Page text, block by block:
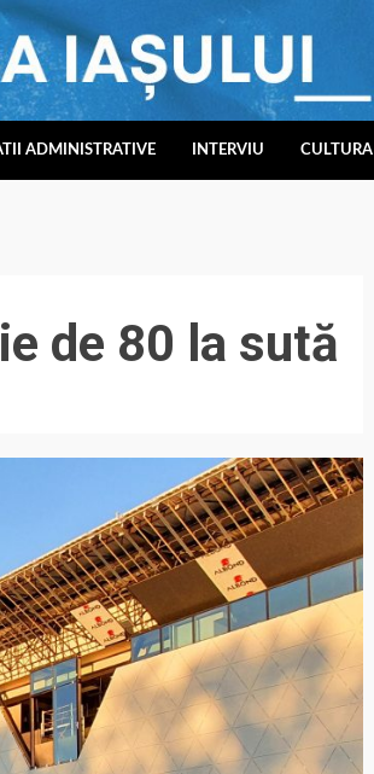
ADMINISTRATIVE INTERVIU CULTURA
de 80 la sută